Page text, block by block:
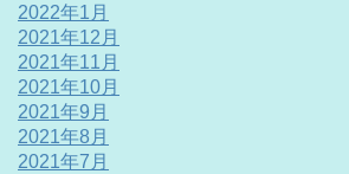
2022年1月
2021年12月
2021年11月
2021年10月
2021年9月
2021年8月
2021年7月